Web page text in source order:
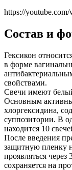
https://
Состав и
Гексикон
в форме
свойствами.
Свечи имеют
Основным
хлоргексидина,
суппозитории. В
находится 10
После введения
защитную пленку
проявляться через
сохраняется на